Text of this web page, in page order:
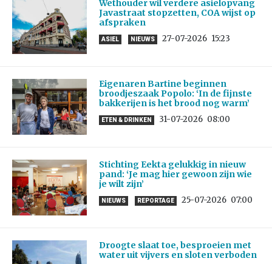
Wethouder wil verdere asielopvang
Javastraat stopzetten, COA wijst op
afspraken
ASIEL NIEUWS 27-07-2026 15:23
Eigenaren Bartine beginnen
broodjeszaak Popolo: ‘In de fijnste
bakkerijen is het brood nog warm’
ETEN & DRINKEN 31-07-2026 08:00
Stichting Eekta gelukkig in nieuw
pand: ‘Je mag hier gewoon zijn wie
je wilt zijn’
NIEUWS REPORTAGE 25-07-2026 07:00
Droogte slaat toe, besproeien met
water uit vijvers en sloten verboden